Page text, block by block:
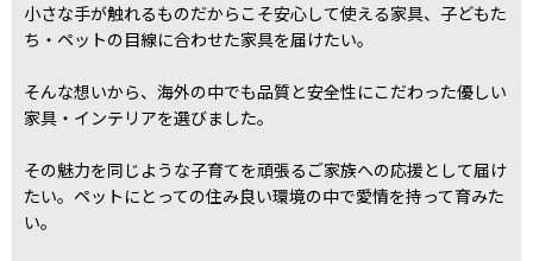
小さな手が触れるものだからこそ安心して使える家具、子どもた
ち・ペットの目線に合わせた家具を届けたい。
そんな想いから、海外の中でも品質と安全性にこだわった優しい
家具・インテリアを選びました。
その魅力を同じような子育てを頑張るご家族への応援として届け
たい。ペットにとっての住み良い環境の中で愛情を持って育みた
い。